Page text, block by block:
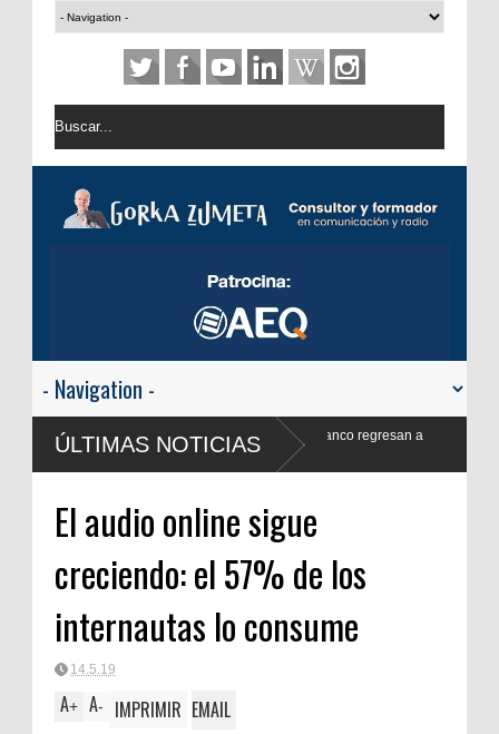
ÚLTIMAS NOTICIAS
Blanco regresan a
El audio online sigue
creciendo: el 57% de los
internautas lo consume
14.5.19
A+ A- IMPRIMIR EMAIL